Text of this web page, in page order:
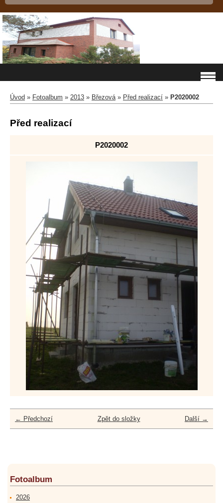
Úvod » Fotoalbum » 2013 » Březová» Před realizací » P2020002
Před realizací
P2020002
← Předchozí Další →
Zpět do složky
Fotoalbum
2026